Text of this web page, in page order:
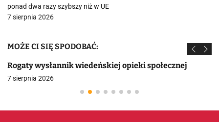
ponad dwa razy szybszy niż w UE
7 sierpnia 2026
MOŻE CI SIĘ SPODOBAĆ:
Rogaty wysłannik wiedeńskiej opieki społecznej
7 sierpnia 2026